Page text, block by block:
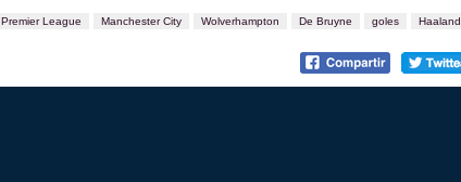
Premier League Manchester City Wolverhampton De Bruyne goles Haaland